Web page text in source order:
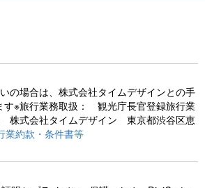
の場合は、株式会社タイムデザインとの手
す※旅行業務取扱： 観光庁長官登録旅行業
株式会社タイムデザイン 東京都渋谷区恵
業約款・条件書等